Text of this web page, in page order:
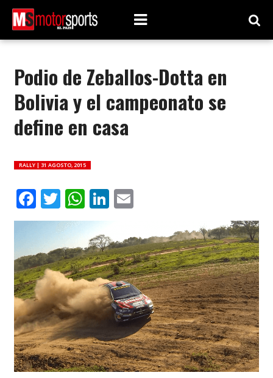
Podio de Zeballos-Dotta en
Bolivia y el campeonato se
define en casa
RALLY | 31 AGOSTO, 2015
Facebook
Twitter
WhatsApp
LinkedIn
Email